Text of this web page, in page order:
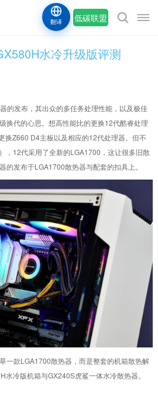
低碳联盟
翻译
水冷升级版评测
的发布，其出众的多任务处理性能，以及极佳
换代的心思。想高性能比的更换12代酷睿处理
换Z660 D4主板以及相应的12代处理器。但不
，12代采用了全新的LGA1700，这让很多旧散
的发布于LGA1700散热器与配套的扣具上。
一款LGA1700散热器，而是整套的机箱散热解
冷版机箱与GX240S虎鲨一体水冷散热器。